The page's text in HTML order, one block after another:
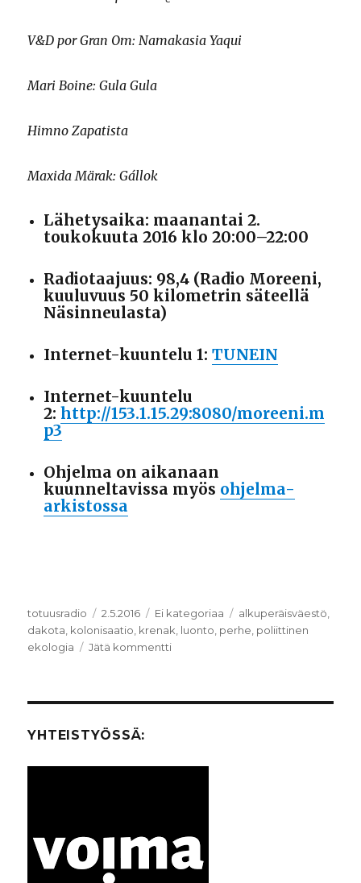
V&D por Gran Om: Namakasia Yaqui
Mari Boine: Gula Gula
Himno Zapatista
Maxida Märak: Gállok
Lähetysaika: maanantai 2.
toukokuuta 2016 klo 20:00–22:00
Radiotaajuus: 98,4 (Radio Moreeni,
kuuluvuus 50 kilometrin säteellä
Näsinneulasta)
Internet-kuuntelu 1:TUNEIN
Internet-kuuntelu
2:http://153.1.15.29:8080/moreeni.m
p3
Ohjelma on aikanaan
kuunneltavissa myös ohjelma-
arkistossa
Kirjoittaja
totuusradio Julkaistu
2.5.2016 Kategoriat
Ei kategoriaa Avainsanat
alkuperäisväestö
dakota kolonisaatio krenak luonto perhe poliittinen
ekologia
Jätä kommentti
Kolonisaation
YHTEISTYÖSSÄ: